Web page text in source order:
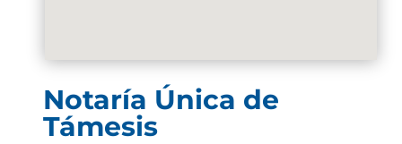
Notaría Única de
Támesis